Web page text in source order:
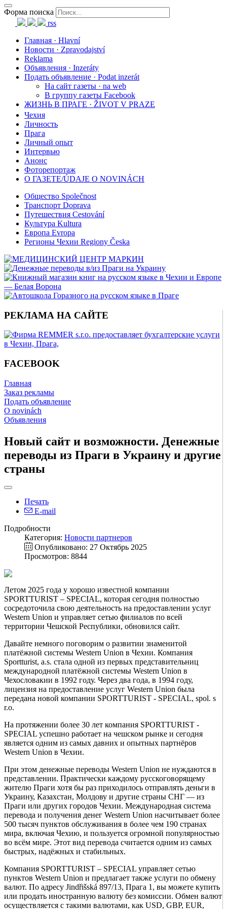
Форма поиска
rss
Главная · Hlavní
Новости · Zpravodajství
Reklama
Объявления · Inzeráty
Подать объявление · Podat inzerát
На сайт газеты · na web
В группу газеты Facebook
ЖИЗНЬ В ПРАГЕ · ŽIVOT V PRAZE
Чехия
Личность
Прага
Личный опыт
Интервью
Анонс
Фоторепортаж
О ГАЗЕТЕ/ÚDAJE O NOVINÁCH
Общество Společnost
Транспорт Doprava
Путешествия Cestování
Культура Kultura
Европа Evropa
Регионы Чехии Regiony Česka
РЕКЛАМА НА САЙТЕ
FACEBOOK
Главная
Заказ рекламы
Подать объявление
O novinách
Объявления
Новый сайт и возможности. Денежные
переводы из Праги в Украину и другие
страны
Печать
E-mail
Подробности
Категория: Новости партнеров
Опубликовано: 27 Октябрь 2025
Просмотров: 8844
Летом 2025 года у хорошо известной компании
SPORTTURIST – SPECIAL, которая сегодня полностью
сосредоточила свою деятельность на предоставлении услуг
Western Union и управляет сетью филиалов по всей
территории Чешской Республики, обновился сайт.
Давайте немного поговорим о развитии знаменитой
платёжной системы Western Union в Чехии. Компания
Sportturist, a.s. стала одной из первых представительниц
международной платёжной системы Western Union в
Чехословакии в 1992 году. Через два года, в 1994 году,
лицензия на предоставление услуг Western Union была
передана новой компании SPORTTURIST - SPECIAL, spol. s
r.o.
На протяжении более 30 лет компания SPORTTURIST -
SPECIAL успешно работает на чешском рынке и сегодня
является одним из самых давних и опытных партнёров
Western Union в Чехии.
При этом денежные переводы Western Union не нуждаются в
представлении. Практически каждому русскоговорящему
жителю Праги хотя бы раз приходилось отправлять деньги в
Украину, Казахстан, Молдову и другие страны СНГ — из
Праги или других городов Чехии. Международная система
перевода и получения денег Western Union насчитывает более
500 тысяч пунктов обслуживания в более чем 190 странах
мира, включая Чехию, и пользуется огромной популярностью
во всём мире. Этот вид перевода считается одним из самых
быстрых, надёжных и стабильных.
Компания SPORTTURIST – SPECIAL управляет сетью
пунктов Western Union и предлагает также услуги по обмену
валют. По адресу Jindřišská 897/13, Прага 1, вы можете купить
или продать иностранную валюту без комиссии. Обмен валют
осуществляется с такими валютами, как USD, GBP, EUR,